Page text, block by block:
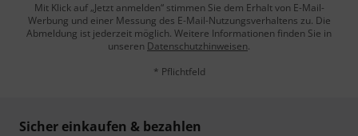
Mit Klick auf „Jetzt anmelden“ stimmen Sie dem Erhalt von E-Mail-
Werbung und einer Messung des E-Mail-Nutzungsverhaltens zu. Die
Abmeldung ist jederzeit möglich. Weitere Informationen finden Sie in
unseren Datenschutzhinweisen.
* Pflichtfeld
Sicher einkaufen & bezahlen